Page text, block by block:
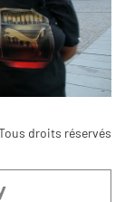
droits réservés